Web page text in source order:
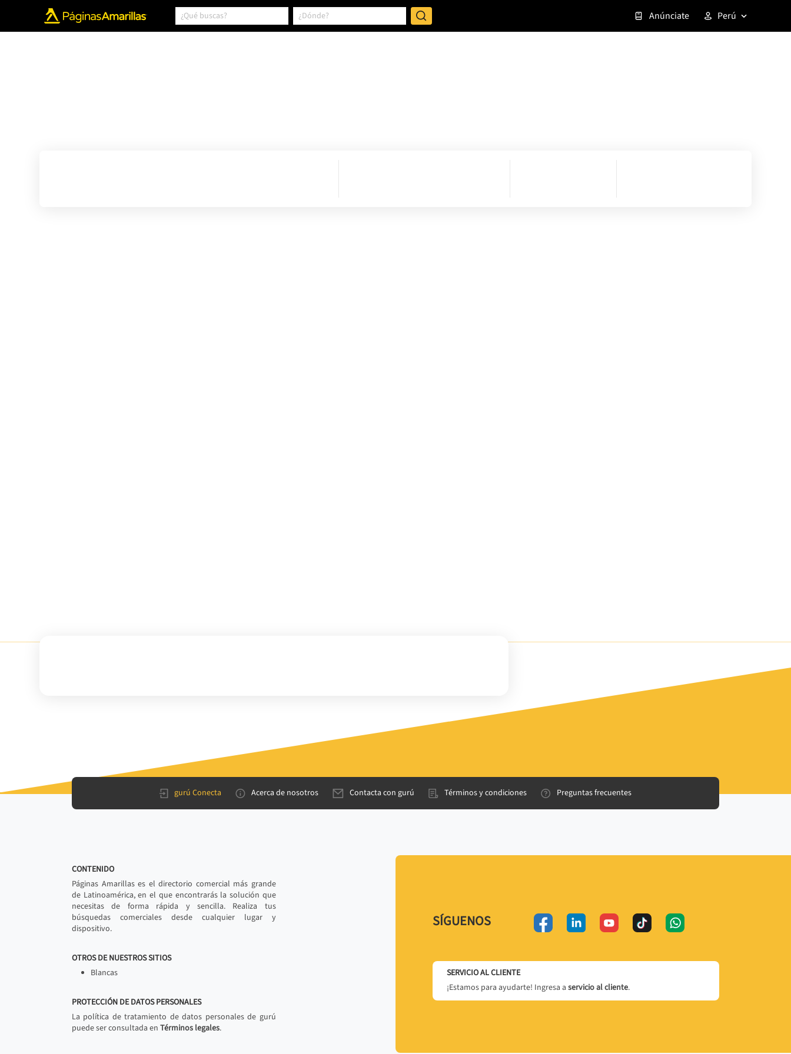
Anúnciate Perú
gurú Conecta Acerca de nosotros Contacta con gurú Términos y condiciones Preguntas frecuentes
CONTENIDO
Páginas Amarillas es el directorio comercial más grande
de Latinoamérica, en el que encontrarás la solución que
necesitas de forma rápida y sencilla. Realiza tus
búsquedas comerciales desde cualquier lugar y
dispositivo.
OTROS DE NUESTROS SITIOS
Blancas
PROTECCIÓN DE DATOS PERSONALES
La política de tratamiento de datos personales de gurú
puede ser consultada en Términos legales.
SÍGUENOS
SERVICIO AL CLIENTE
¡Estamos para ayudarte! Ingresa a servicio al cliente.